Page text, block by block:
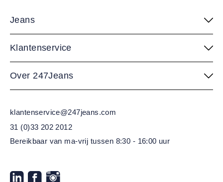
Jeans
Klantenservice
Over 247Jeans
klantenservice@247jeans.com
31 (0)33 202 2012
Bereikbaar van ma-vrij tussen 8:30 - 16:00 uur